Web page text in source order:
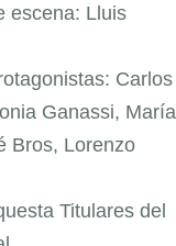
escena: Lluis
Carlos
Ganassi, María
Bros, Lorenzo
Titulares del